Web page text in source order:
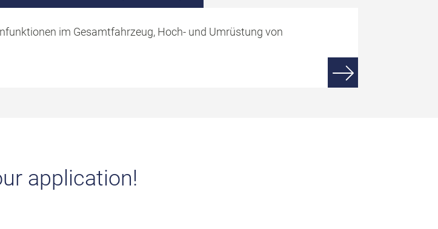
im Gesamtfahrzeug, Hoch- und Umrüstung von
application!